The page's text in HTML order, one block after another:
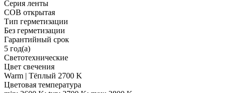
Серия ленты
COB открытая
Тип герметизации
Без герметизации
Гарантийный срок
5 год(а)
Светотехнические
Цвет свечения
Warm | Тёплый 2700 K
Цветовая температура